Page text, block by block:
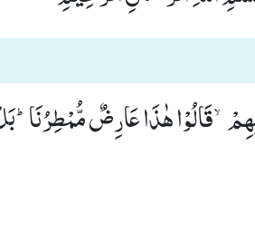
قَالُوْا هٰذَا عَارِضٌ